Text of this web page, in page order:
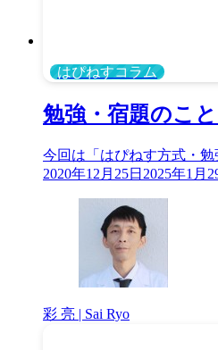
はぴねすコラム
勉強・宿題のこ
今回は「はぴねす方式・
2020年12月25日 2025年1月
彩 亮 | Sai Ryo